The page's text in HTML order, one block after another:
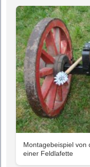
Montagebeispiel von
einer Feldlafette